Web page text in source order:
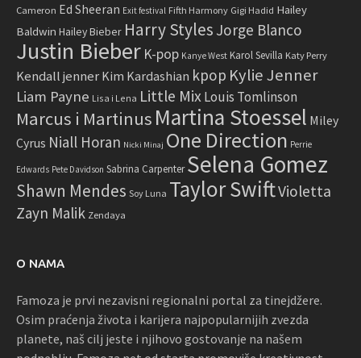
Cameron Ed Sheeran Exit festival Fifth Harmony Gigi Hadid Hailey
Baldwin Hailey Bieber Harry Styles Jorge Blanco
Justin Bieber K-pop Kanye West Karol Sevilla Katy Perry
Kendall jenner Kim Kardashian kpop Kylie Jenner
Liam Payne Lisa i Lena Little MixLouis Tomlinson
Marcus i Martinus Martina Stoessel Miley
Cyrus Niall Horan Nicki Minaj One Direction Perrie
Edwards Pete Davidson Sabrina Carpenter Selena Gomez
Shawn Mendes Soy Luna Taylor SwiftVioletta
Zayn Malik Zendaya
O NAMA
Famoza je prvi nezavisni regionalni portal za tinejdžere.
Osim praćenja života i karijera najpopularnijih zvezda
planete, naš cilj jeste i njihovo gostovanje na našem